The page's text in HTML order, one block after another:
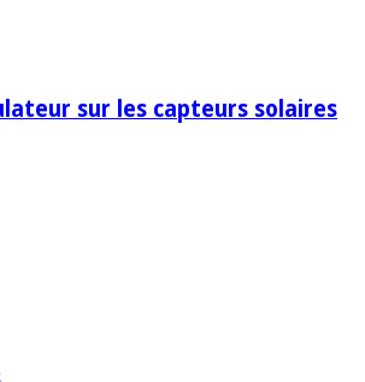
sur les capteurs solaires